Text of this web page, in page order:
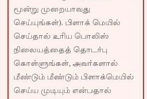
மூன்று முறையாவது
செய்யுங்கள்). பிளாக் மெயில்
செய்தால் உரிய பொலிஸ்
நிலையத்தைத் தொடர்பு
கொள்ளுங்கள், அவர்களால்
மீண்டும் மீண்டும் பிளாக்மெயில்
செய்ய முடியும் என்பதால்